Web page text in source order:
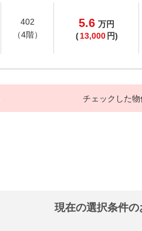
402
（4階）
5.6 万円
( 13,000 円)
チェックした物
現在の選択条件